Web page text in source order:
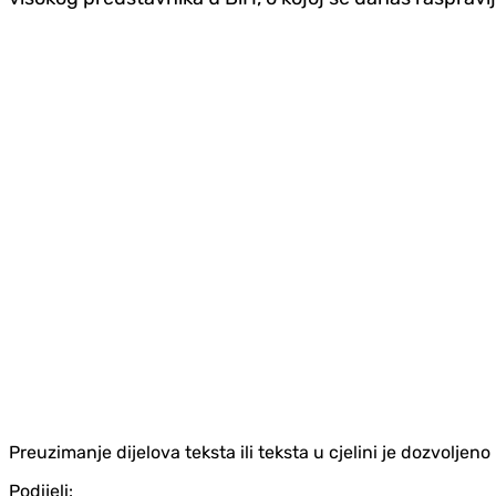
Preuzimanje dijelova teksta ili teksta u cjelini je
Podijeli: